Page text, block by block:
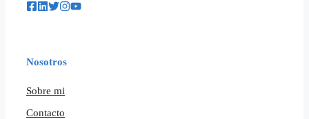
Nosotros
Sobre mi
Contacto